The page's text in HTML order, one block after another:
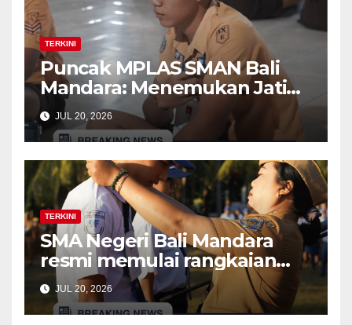
TERKINI
Puncak MPLAS SMAN Bali
Mandara: Menemukan Jati
Diri di Balik kegiatan The
Calling (Time Capsule dan
Bonfire)
JUL 20, 2026
TERKINI
SMA Negeri Bali Mandara
resmi memulai rangkaian
kegiatan Masa Pengenalan
Lingkungan Sekolah (MPLS)
Ramah bagi murid baru
JUL 20, 2026